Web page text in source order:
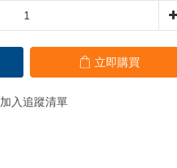
立即購買
加入追蹤清單